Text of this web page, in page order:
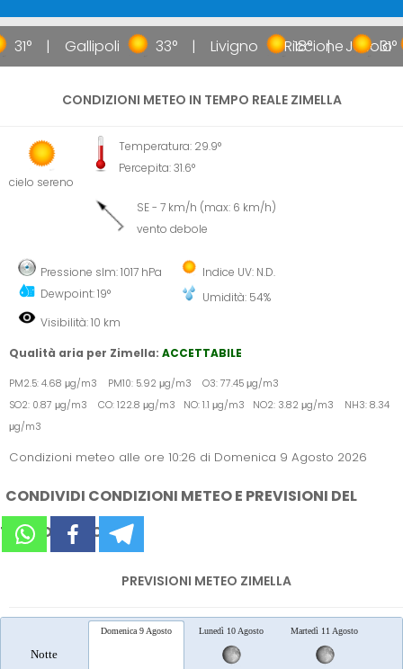
31° Gallipoli 33° Livigno 18° Jesolo
Riccione 31°
CONDIZIONI METEO IN TEMPO REALE ZIMELLA
cielo sereno
Temperatura: 29.9°
Percepita: 31.6°
SE - 7 km/h (max: 6 km/h)
vento debole
Pressione slm: 1017 hPa
Dewpoint: 19°
Indice UV: N.D.
Umidità: 54%
Visibilità: 10 km
Qualità aria per Zimella: ACCETTABILE
PM2.5: 4.68 μg/m3 PM10: 5.92 μg/m3 O3: 77.45 μg/m3
SO2: 0.87 μg/m3 CO: 122.8 μg/m3 NO: 1.1 μg/m3 NO2: 3.82 μg/m3 NH3: 8.34
μg/m3
Condizioni meteo alle ore 10:26 di Domenica 9 Agosto 2026
CONDIVIDI CONDIZIONI METEO E PREVISIONI DEL
TEMPO SUI SOCIAL
PREVISIONI METEO ZIMELLA
Notte
Domenica 9 Agosto Lunedì 10 Agosto Martedì 11 Agosto